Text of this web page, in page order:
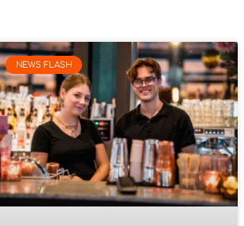
NEWS FLASH